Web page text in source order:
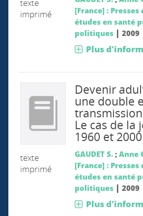
texte
imprimé
[France] : Presses
études en santé
politiques| 2009
Plus
texte
imprimé
Devenir
une double
Le cas de la
1960 et 2000
GAUDET S.; Anne
[France] : Presses
études en santé
politiques| 2009
Plus